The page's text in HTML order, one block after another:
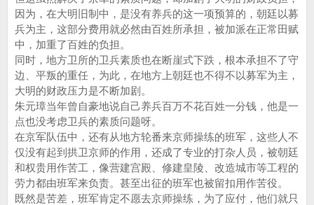
因为，在大明旧制中，是没有养兵的这一项预算的，朝廷以募
兵为主，这部分费用就必然由百姓所承担，被加派在正常田赋
中，加重了百姓的负担。
同时，地方卫所的卫兵素质也在断崖式下跌，根本承担不了守
边、平叛的重任，为此，在地方上朝廷也不得不以募军为主，
大明的财政压力是不断加剧。
朱元璋当年曾自豪地说自己养兵百万不花百姓一分钱，他是一
点也没考虑卫兵的素质问题呀。
在京军队伍中，还有从地方轮番来京师操练的班军，这些人不
仅没有起到拱卫京师的作用，还成了专业的打杂人员，被朝廷
和权贵用作苦工，像营建宫殿、修建皇陵、改造城市等工程的
劳力都由班军来负责。甚至出征的班军也被留扣用作苦役。
既然是苦差，班军肯定不愿去京师操练，为了应付，他们就只